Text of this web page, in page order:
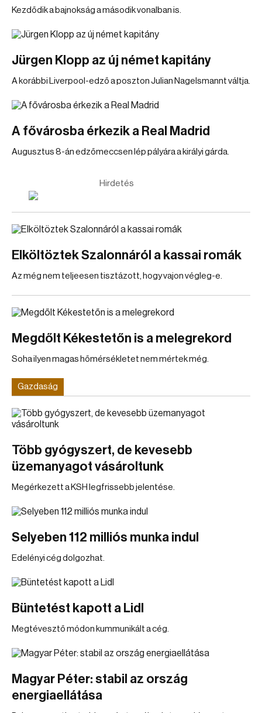
Kezdődik a bajnokság a második vonalban is.
Jürgen Klopp az új német kapitány
A korábbi Liverpool-edző a poszton Julian Nagelsmannt váltja.
A fővárosba érkezik a Real Madrid
Augusztus 8-án edzőmeccsen lép pályára a királyi gárda.
Hirdetés
Elköltöztek Szalonnáról a kassai romák
Az még nem teljeesen tisztázott, hogy vajon végleg-e.
Megdőlt Kékestetőn is a melegrekord
Soha ilyen magas hőmérsékletet nem mértek még.
Gazdaság
Több gyógyszert, de kevesebb
üzemanyagot vásároltunk
Megérkezett a KSH legfrissebb jelentése.
Selyeben 112 milliós munka indul
Edelényi cég dolgozhat.
Büntetést kapott a Lidl
Megtévesztő módon kummunikált a cég.
Magyar Péter: stabil az ország
energiaellátása